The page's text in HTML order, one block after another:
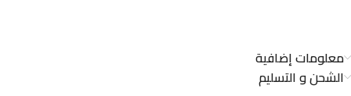
معلومات إضافية
الشحن و التسليم